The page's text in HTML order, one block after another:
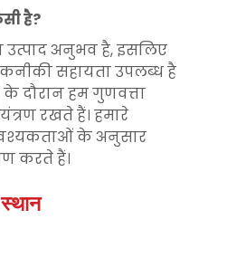
है?
उत्पाद अनुभव है, इसलिए
सहायता उपलब्ध है
के दौरान हम गुणवत्ता
रखते हैं। हमारे
के अनुसार
करते हैं।